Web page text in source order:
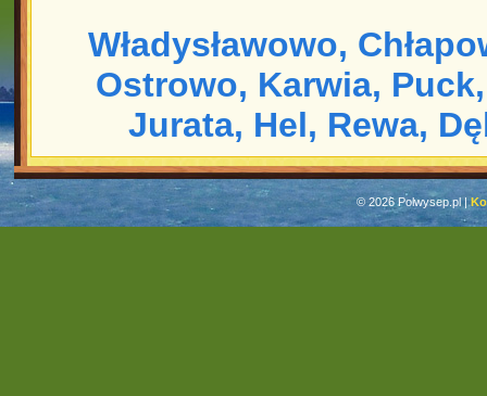
Władysławowo,
Ostrowo, Karwia, Puck,
Jurata, Hel, Rewa,
© 2026 Polwysep.pl |